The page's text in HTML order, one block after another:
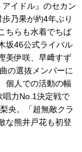
イドル』のセカン
乃果が約4年ぶり
ちらも水着でちば
坂46公式ライバル
美伊咲、早﨑すず
の選抜メンバーに
個人での活動の幅
力No. 1決定戦で
梨央。「超無敵クラ
な熊井戸花も初登